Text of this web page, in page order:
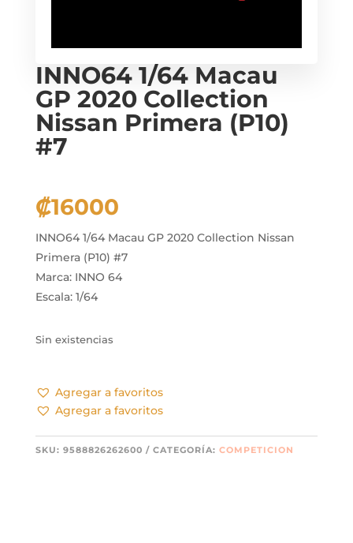
INNO64 1/64 Macau
GP 2020 Collection
Nissan Primera (P10)
#7
₡16000
INNO64 1/64 Macau GP 2020 Collection Nissan
Primera (P10) #7
Marca: INNO 64
Escala: 1/64
Sin existencias
Agregar a favoritos
Agregar a favoritos
SKU: 9588826262600 CATEGORÍA: COMPETICION